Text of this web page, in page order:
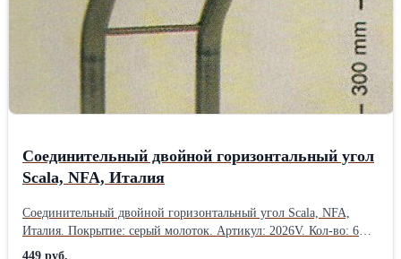
Соединительный двойной горизонтальный угол
Scala, NFA, Италия
Соединительный двойной горизонтальный угол Scala, NFA,
Италия. Покрытие: серый молоток. Артикул: 2026V. Кол-во: 6
шт. Производство: NFA, Италия. Товар есть в наличии в
449 руб.